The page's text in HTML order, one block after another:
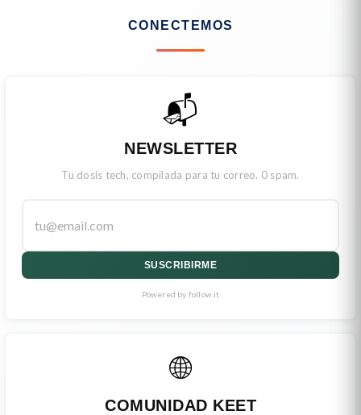
CONECTEMOS
📬
NEWSLETTER
Tu dosis tech, compilada para tu correo. 0 spam.
SUSCRIBIRME
Powered by follow.it
🌐
COMUNIDAD KEET